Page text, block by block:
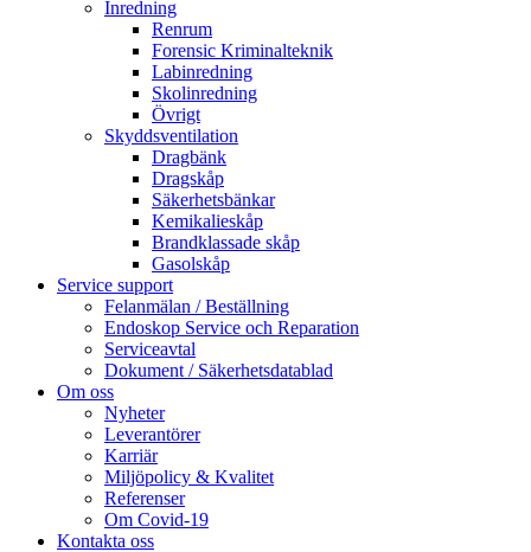
Inredning
Renrum
Forensic Kriminalteknik
Labinredning
Skolinredning
Övrigt
Skyddsventilation
Dragbänk
Dragskåp
Säkerhetsbänkar
Kemikalieskåp
Brandklassade skåp
Gasolskåp
Service support
Felanmälan / Beställning
Endoskop Service och Reparation
Serviceavtal
Dokument / Säkerhetsdatablad
Om oss
Nyheter
Leverantörer
Karriär
Miljöpolicy & Kvalitet
Referenser
Om Covid-19
Kontakta oss